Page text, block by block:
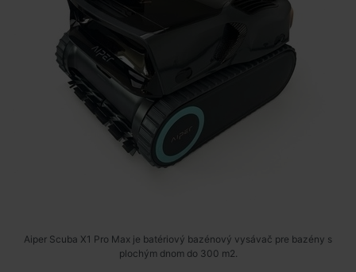
Aiper Scuba X1 Pro Max je batériový bazénový vysávač pre bazény s
plochým dnom do 300 m2.